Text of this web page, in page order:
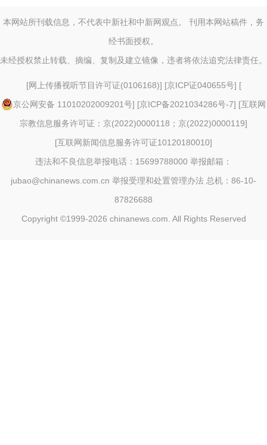
本网站所刊载信息，不代表中新社和中新网观点。 刊用本网站稿件，务
经书面授权。
未经授权禁止转载、摘编、复制及建立镜像，违者将依法追究法律责任。
[网上传播视听节目许可证(0106168)] [京ICP证040655号] [
京公网安备 11010202009201号] [京ICP备2021034286号-7] [互联网
宗教信息服务许可证：京(2022)0000118；京(2022)0000119]
[互联网新闻信息服务许可证10120180010]
违法和不良信息举报电话：15699788000 举报邮箱：
jubao@chinanews.com.cn 举报受理和处置管理办法 总机：86-10-
87826688
Copyright ©1999-2026 chinanews.com. All Rights Reserved